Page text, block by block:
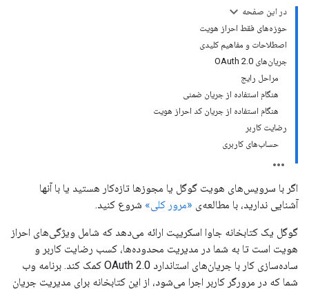
در این صفحه
حوزه‌های فقط احراز هویت
اصطلاحات و مفاهیم کلیدی
جریان‌های OAuth 2.0
مراحل رایج
هنگام استفاده از جریان ضمنی
هنگام استفاده از جریان کد احراز هویت
رضایت کاربر
حساب‌های کاربری
اگر با سرویس‌های هویت گوگل یا مجوزها تازه‌کار هستید یا با آنها
آشنایی ندارید، با مطالعه‌ی «مرور کلی» شروع کنید.
گوگل یک کتابخانه جاوا اسکریپت ارائه می‌دهد که شامل ویژگی‌های احراز
هویت است تا به شما در مدیریت محدوده‌ها، کسب رضایت کاربر و
ساده‌سازی کار با جریان‌های استاندارد OAuth 2.0 کمک کند. برنامه وب
شما که در مرورگر کاربر اجرا می‌شود، از این کتابخانه برای مدیریت جریان